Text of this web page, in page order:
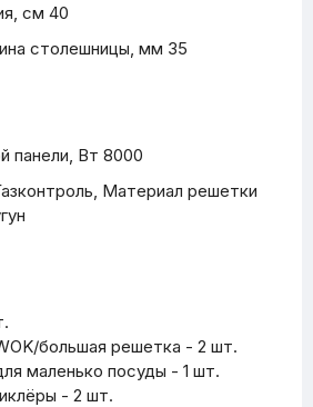
см 40
столешницы, мм 35
панели, Вт 8000
Материал решетки
большая решетка - 2 шт.
маленько посуды - 1 шт.
- 2 шт.